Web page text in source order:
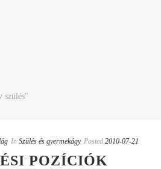
szülés"
In Szülés és gyermekágy Posted 2010-07-21
POZÍCIÓK